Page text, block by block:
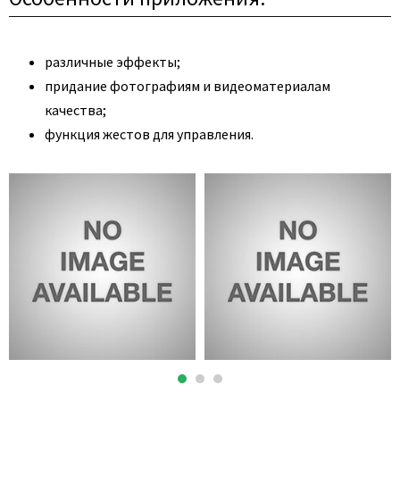
различные эффекты;
придание фотографиям и видеоматериалам
качества;
функция жестов для управления.